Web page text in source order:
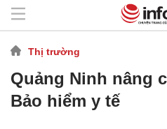
Thị trường
Quảng Ninh nâng
Bảo hiểm y tế